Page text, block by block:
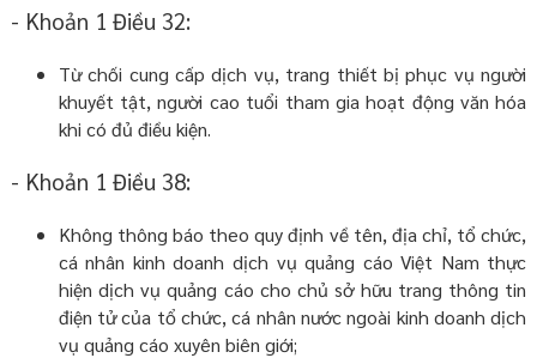
- Khoản 1 Điều 32:
Từ chối cung cấp dịch vụ, trang thiết bị phục vụ người
khuyết tật, người cao tuổi tham gia hoạt động văn hóa
khi có đủ điều kiện.
- Khoản 1 Điều 38:
Không thông báo theo quy định về tên, địa chỉ, tổ chức,
cá nhân kinh doanh dịch vụ quảng cáo Việt Nam thực
hiện dịch vụ quảng cáo cho chủ sở hữu trang thông tin
điện tử của tổ chức, cá nhân nước ngoài kinh doanh dịch
vụ quảng cáo xuyên biên giới;